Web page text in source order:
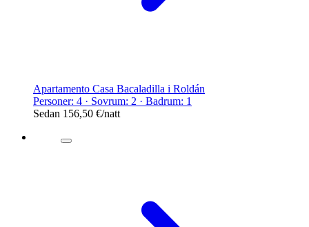
Apartamento Casa Bacaladilla i Roldán
Personer: 4 · Sovrum: 2 · Badrum: 1
Sedan 156,50 €/natt